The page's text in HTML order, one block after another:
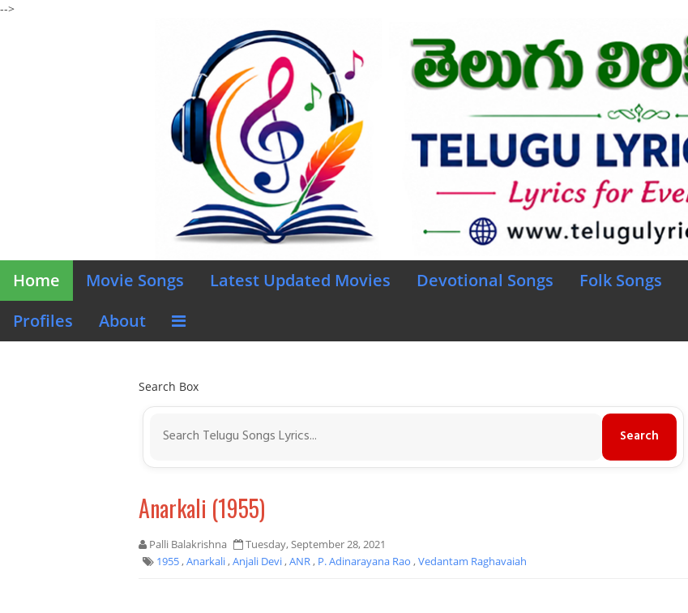
-->
Home Movie Songs Latest Updated Movies Devotional Songs Folk Songs
Profiles
About
Search Box
Anarkali (1955)
Palli Balakrishna
Tuesday, September 28, 2021
1955,Anarkali,Anjali Devi,ANR, P. Adinarayana Rao ,Vedantam Raghavaiah